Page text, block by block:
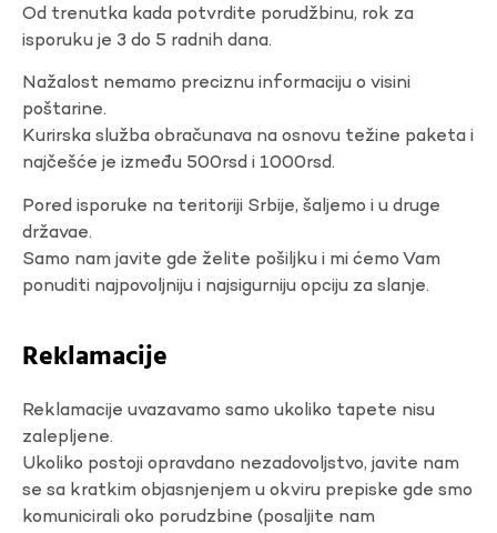
Od trenutka kada potvrdite porudžbinu, rok za
isporuku je 3 do 5 radnih dana.
Nažalost nemamo preciznu informaciju o visini
poštarine.
Kurirska služba obračunava na osnovu težine paketa i
najčešće je između 500rsd i 1000rsd.
Pored isporuke na teritoriji Srbije, šaljemo i u druge
državae.
Samo nam javite gde želite pošiljku i mi ćemo Vam
ponuditi najpovoljniju i najsigurniju opciju za slanje.
Reklamacije
Reklamacije uvazavamo samo ukoliko tapete nisu
zalepljene.
Ukoliko postoji opravdano nezadovoljstvo, javite nam
se sa kratkim objasnjenjem u okviru prepiske gde smo
komunicirali oko porudzbine (posaljite nam